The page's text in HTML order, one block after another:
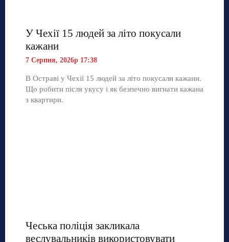
У Чехії 15 людей за літо покусали
кажани
7 Серпня, 2026р 17:38
В Остраві у Чехії 15 людей за літо покусали кажани.
Що робити після укусу і як безпечно вигнати кажана
з квартири.
Чеська поліція закликала
веслувальників використовувати